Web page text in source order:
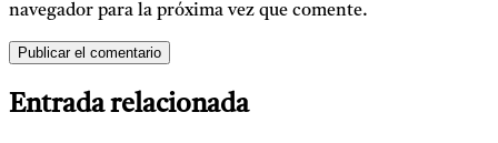
navegador para la próxima vez que comente.
Entrada relacionada